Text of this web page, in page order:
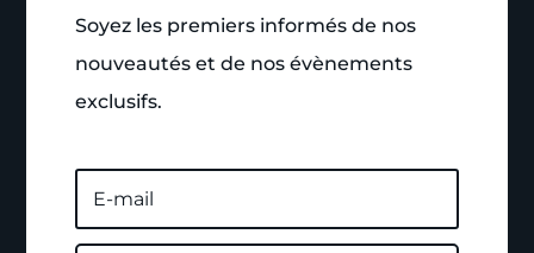
Soyez les premiers informés de nos
nouveautés et de nos évènements
exclusifs.